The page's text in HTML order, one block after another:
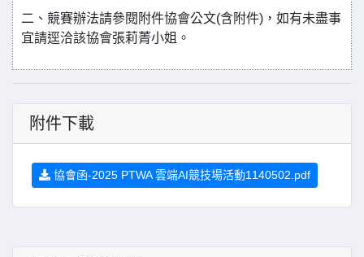
二、競賽辦法請參閱附件協會公文(含附件)，如有未盡事
宜請逕洽該協會張莉菁小姐。
附件下載
協會函-2025 PTWA 雲端AI競技場活動1140502.pdf